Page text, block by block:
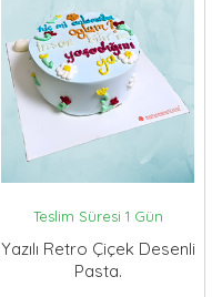
Teslim Süresi 1 Gün
Yazılı Retro Çiçek Desenli
Pasta.